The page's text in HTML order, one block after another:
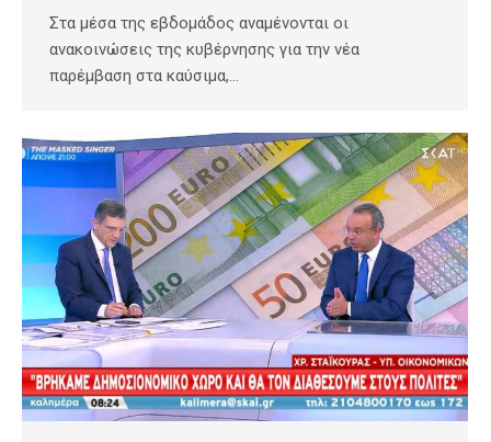
Στα μέσα της εβδομάδος αναμένονται οι
ανακοινώσεις της κυβέρνησης για την νέα
παρέμβαση στα καύσιμα,…